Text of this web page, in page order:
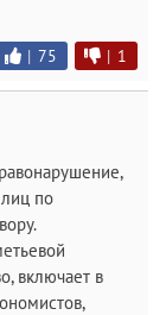
| 75 | 1
по
включает в